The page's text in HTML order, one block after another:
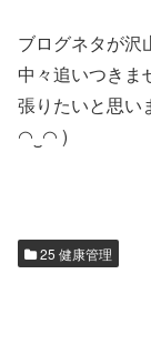
ブログネタが沢
中々追いつきま
張りたいと思い
◠‿◠ )
25 健康管理